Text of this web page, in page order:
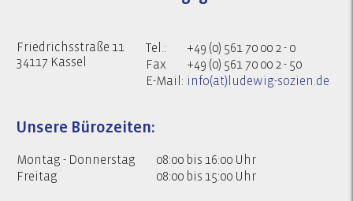
Friedrichsstraße 11
34117 Kassel
Tel.:
+49 (0) 561 70 00 2 - 0
Fax
+49 (0) 561 70 00 2 - 50
E-Mail: info(at)ludewig-sozien.de
Unsere Bürozeiten:
Montag - Donnerstag
08:00 bis 16:00 Uhr
Freitag
08:00 bis 15:00 Uhr